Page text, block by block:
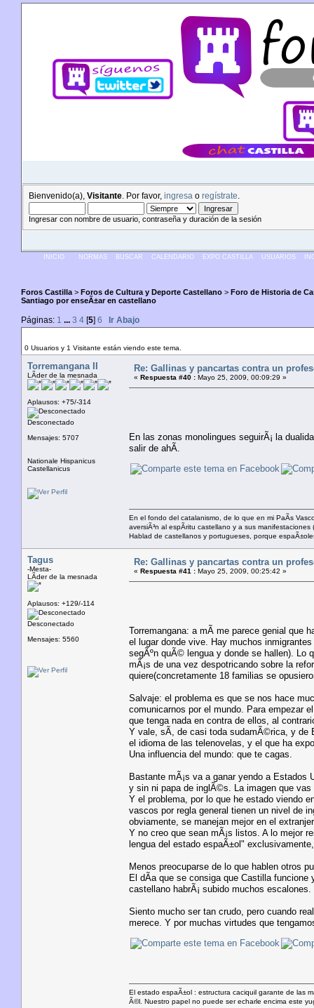
Bienvenido(a), Visitante . Por favor, ingresa o regístrate
Ingresar con nombre de usuario, contraseña y duración de la sesión
INICIO NORMAS BUSCAR CALENDARIO EXPO CASTILLA USUARIOS
Foros Castilla > Foros de Cultura y Deporte Castellano > Foro de Historia de
Santiago por enseÃ±ar en castellano
Páginas: 1 ... 3 4 [5] 6
Ir Abajo
0 Usuarios y 1 Visitante están viendo este tema.
Torremangana II
LÃ­der de la mesnada
Aplausos: +75/-314
Desconectado
Mensajes: 5707
Nationale Hispanicus
Castellanicus
Re: Gallinas y pancartas contra un
« Respuesta #40 : Mayo 25, 2009, 00:09:29 »
En las zonas monolingues seguirÃ¡ la
salir de ahÃ­.
En el fondo del catalanismo, de lo que en mi PaÃ­s
aversiÃ³n al espÃ­ritu castellano y a sus manifestaciones
Hablad de castellanos y portugueses, porque
Tagus
-Mesta-
LÃ­der de la mesnada
Aplausos: +129/-114
Desconectado
Mensajes: 5560
Re: Gallinas y pancartas contra un
« Respuesta #41 : Mayo 25, 2009, 00:25:42 »
Torremangana: a mÃ­ me parece genial que
el lugar donde vive. Hay muchos
segÃºn quÃ© lengua y donde se hallen). Lo
mÃ¡s de una vez despotricando sobre la
quiere(concretamente 18 familias se
Salvaje: el problema es que se nos hace
comunicarnos por el mundo. Para empezar
que tenga nada en contra de ellos, al
Y vale, sÃ­, de casi toda sudamÃ©rica, y de
el idioma de las telenovelas, y el que ha
Una influencia del mundo: que te cagas.
Bastante mÃ¡s va a ganar yendo a Estados
y sin ni papa de inglÃ©s. La imagen que
Y el problema, por lo que he estado viendo
vascos por regla general tienen un nivel de
obviamente, se manejan mejor en el
Y no creo que sean mÃ¡s listos. A lo mejor
lengua del estado espaÃ±ol"
Menos preocuparse de lo que hablen otros
El dÃ­a que se consiga que Castilla
castellano habrÃ¡ subido muchos
Siento mucho ser tan crudo, pero cuando
merece. Y por muchas virtudes que
El estado espaÃ±ol : estructura caciquil garante de las
Ã©l. Nuestro papel no puede ser echarle encima este